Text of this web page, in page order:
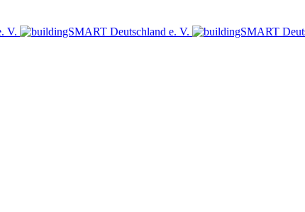
jetzt für den Newsletter des bSD Verlags an!